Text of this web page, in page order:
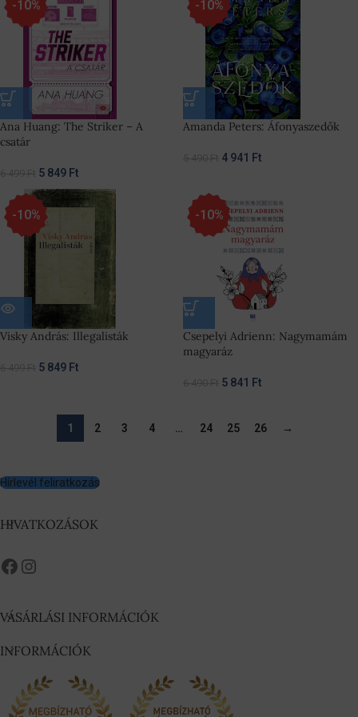
-10%
Ana Huang: The Striker – A
csatár
5 849 Ft
-10%
Amanda Peters: Áfonyaszedők
4 941 Ft
-10%
Visky András: Illegalisták
5 849 Ft
-10%
Csepelyi Adrienn: Nagymamám
magyaráz
5 841 Ft
1 2 3 4 … 24 25 26 →
Hírlevél feliratkozás
HIVATKOZÁSOK
VÁSÁRLÁSI INFORMÁCIÓK
INFORMÁCIÓK